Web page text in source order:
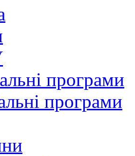
програми
програми